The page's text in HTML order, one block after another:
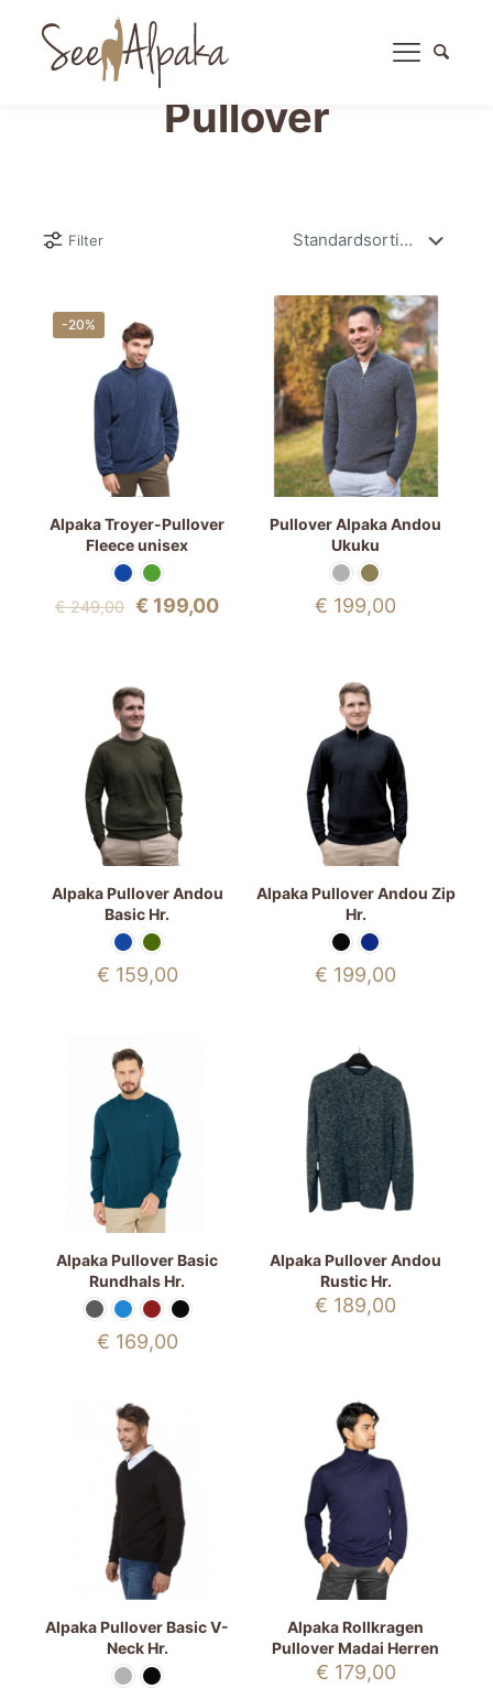
Pullover
Filter
-20%
Alpaka Troyer-Pullover
Fleece unisex
€249,00 Ursprünglicher
€ 199,00Aktueller
Pullover Alpaka Andou
Ukuku
€ 199,00
Alpaka Pullover Andou
Basic Hr.
€ 159,00
Alpaka Pullover Andou Zip
Hr.
€ 199,00
Alpaka Pullover Basic
Rundhals Hr.
€ 169,00
Alpaka Pullover Andou
Rustic Hr.
€ 189,00
Alpaka Pullover Basic V-
Neck Hr.
Alpaka Rollkragen
Pullover Madai Herren
€ 179,00